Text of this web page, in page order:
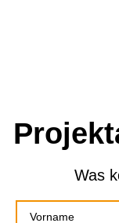
Was